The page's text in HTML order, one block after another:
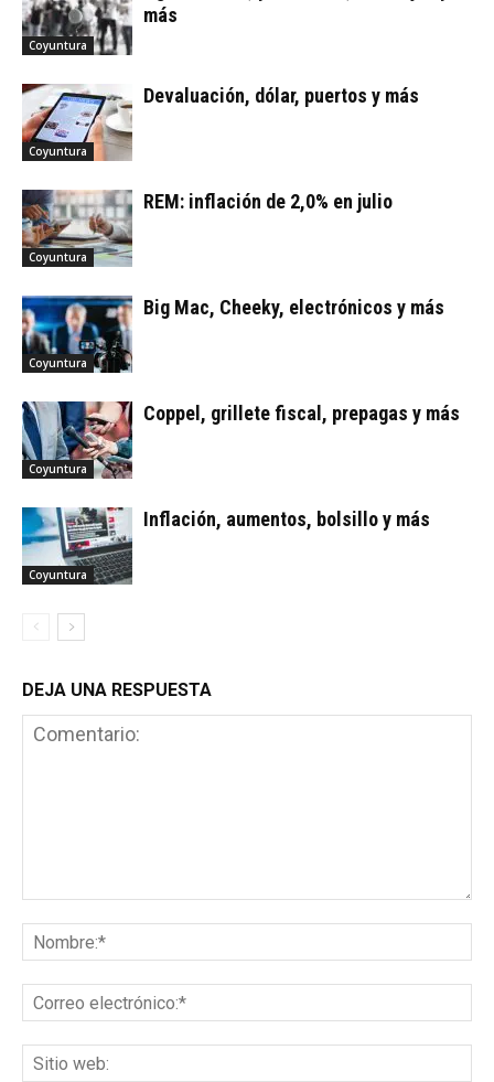
Coyuntura
más
Coyuntura
Devaluación, dólar, puertos y más
Coyuntura
REM: inflación de 2,0% en julio
Coyuntura
Big Mac, Cheeky, electrónicos y más
Coyuntura
Coppel, grillete fiscal, prepagas y más
Coyuntura
Inflación, aumentos, bolsillo y más
DEJA UNA RESPUESTA